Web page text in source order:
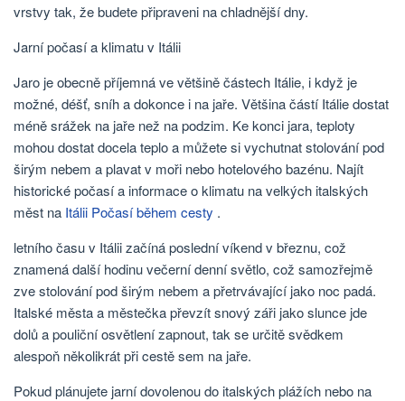
vrstvy tak, že budete připraveni na chladnější dny.
Jarní počasí a klimatu v Itálii
Jaro je obecně příjemná ve většině částech Itálie, i když je
možné, déšť, sníh a dokonce i na jaře. Většina částí Itálie dostat
méně srážek na jaře než na podzim. Ke konci jara, teploty
mohou dostat docela teplo a můžete si vychutnat stolování pod
širým nebem a plavat v moři nebo hotelového bazénu. Najít
historické počasí a informace o klimatu na velkých italských
měst na Itálii Počasí během cesty .
letního času v Itálii začíná poslední víkend v březnu, což
znamená další hodinu večerní denní světlo, což samozřejmě
zve stolování pod širým nebem a přetrvávající jako noc padá.
Italské města a městečka převzít snový záři jako slunce jde
dolů a pouliční osvětlení zapnout, tak se určitě svědkem
alespoň několikrát při cestě sem na jaře.
Pokud plánujete jarní dovolenou do italských plážích nebo na